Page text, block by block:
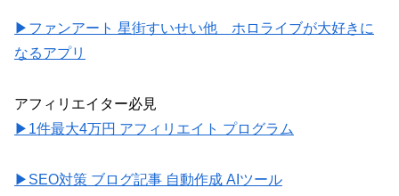
▶ファンアート 星街すいせい他 ホロライブが大好きに
なるアプリ
アフィリエイター必見
▶1件最大4万円 アフィリエイト プログラム
▶SEO対策 ブログ記事 自動作成 AIツール